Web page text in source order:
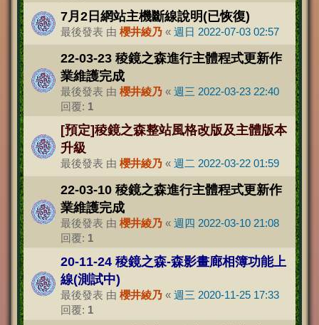
7月2日網站主機斷線說明(已恢復)
最後發表 由 櫻井綾乃 « 週日 2022-07-03 02:57
22-03-23 稜鏡之森進行主體程式更新作
業維護完成
最後發表 由 櫻井綾乃 « 週三 2022-03-23 22:40
回覆: 1
[預定]稜鏡之森整站風格改版及主體版本
升級
最後發表 由 櫻井綾乃 « 週二 2022-03-22 01:59
22-03-10 稜鏡之森進行主體程式更新作
業維護完成
最後發表 由 櫻井綾乃 « 週四 2022-03-10 21:08
回覆: 1
20-11-24 稜鏡之森-森影畫廊相簿功能上
線(測試中)
最後發表 由 櫻井綾乃 « 週三 2020-11-25 17:33
回覆: 1